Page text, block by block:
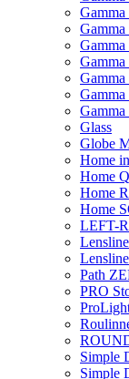
Gamma
Glass
Globe
Home
Home
Home
Home
LEFT-
Path
PRO
Simple
Simple